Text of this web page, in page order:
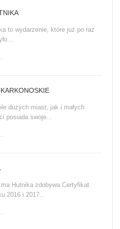
to wydarzenie, które już po raz
dużych miast, jak i małych
posiada swoje...
Hutnika zdobywa Certyfikat
2016 i 2017...